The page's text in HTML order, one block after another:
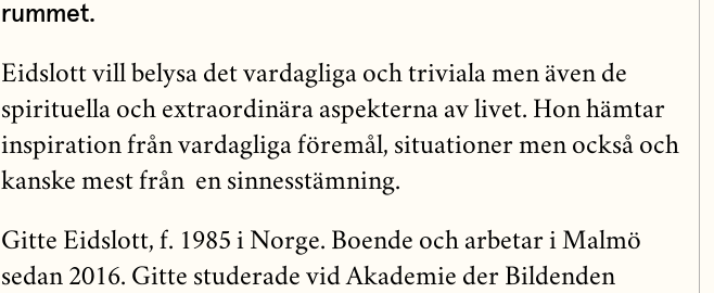
rummet.
Eidslott vill belysa det vardagliga och triviala men även de
spirituella och extraordinära aspekterna av livet. Hon hämtar
inspiration från vardagliga föremål, situationer men också och
kanske mest från en sinnesstämning.
Gitte Eidslott, f. 1985 i Norge. Boende och arbetar i Malmö
sedan 2016. Gitte studerade vid Akademie der Bildenden